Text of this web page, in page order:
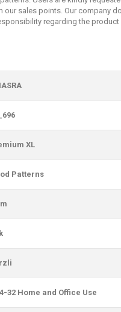
our sales points. Our company
regarding the
XL
Patterns
32 Home and Office Use